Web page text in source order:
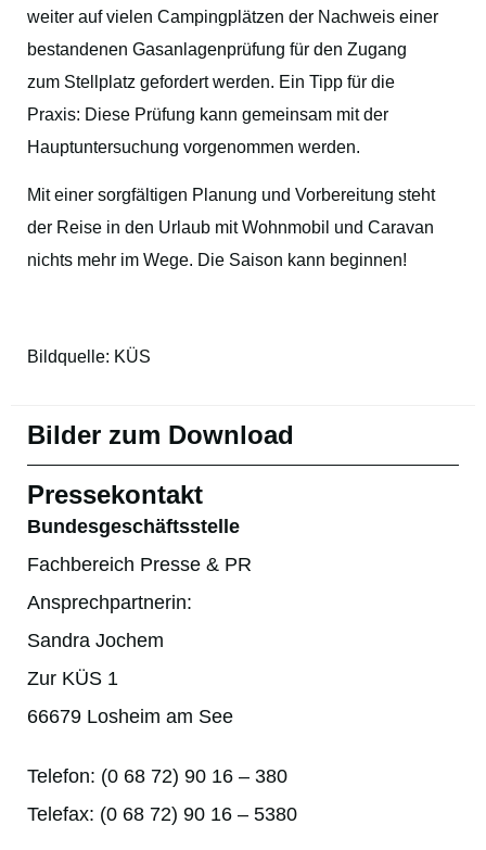
weiter auf vielen Campingplätzen der Nachweis einer
bestandenen Gasanlagenprüfung für den Zugang
zum Stellplatz gefordert werden. Ein Tipp für die
Praxis: Diese Prüfung kann gemeinsam mit der
Hauptuntersuchung vorgenommen werden.
Mit einer sorgfältigen Planung und Vorbereitung steht
der Reise in den Urlaub mit Wohnmobil und Caravan
nichts mehr im Wege. Die Saison kann beginnen!
Bildquelle: KÜS
Bilder zum Download
Pressekontakt
Bundesgeschäftsstelle
Fachbereich Presse & PR
Ansprechpartnerin:
Sandra Jochem
Zur KÜS 1
66679 Losheim am See
Telefon: (0 68 72) 90 16 – 380
Telefax: (0 68 72) 90 16 – 5380